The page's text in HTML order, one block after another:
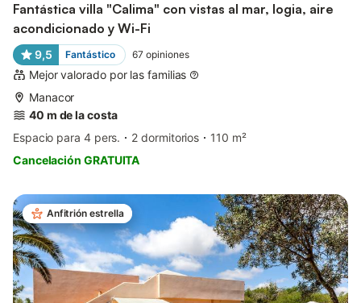
Fantástica villa "Calima" con vistas al mar, logia, aire
acondicionado y Wi-Fi
9,5 Fantástico 67 opiniones
Mejor valorado por las familias
Manacor
40 m de la costa
Espacio para 4 pers.
2 dormitorios
110 m²
Cancelación GRATUITA
Anfitrión estrella